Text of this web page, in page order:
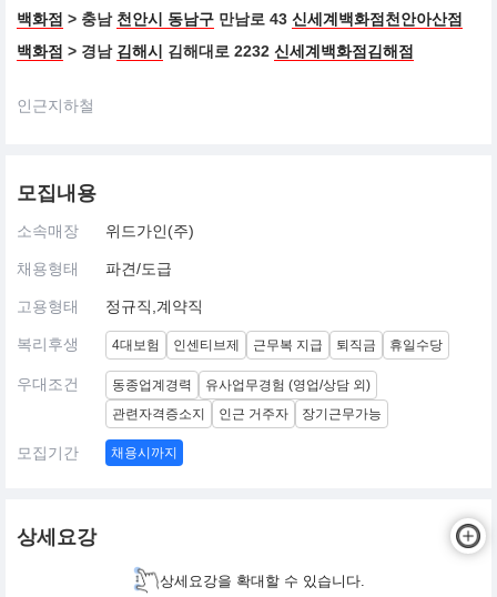
백화점 > 충남 천안시 동남구 만남로 43 신세계백화점천안아산점
백화점 > 경남 김해시 김해대로 2232 신세계백화점김해점
인근지하철
모집내용
소속매장 위드가인(주)
채용형태 파견/도급
고용형태 정규직,계약직
복리후생 4대보험 인센티브제 근무복 지급 퇴직금 휴일수당
우대조건 동종업계경력
유사업무경험 (영업/상담 외)
관련자격증소지
인근 거주자 장기근무가능
모집기간 채용시까지
상세요강
상세요강을 확대할 수 있습니다.